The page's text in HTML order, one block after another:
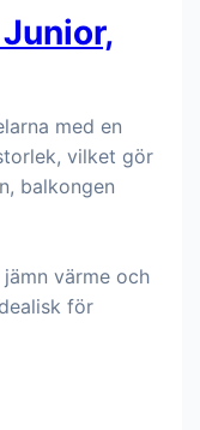
med en
vilket gör
balkongen
värme och
för